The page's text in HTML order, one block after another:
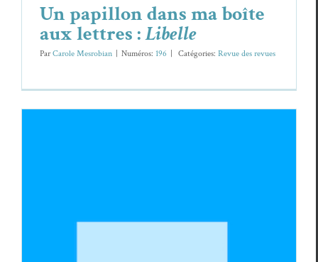
Un papillon dans ma boîte
aux lettres :Libelle
ParCarole Mesrobian Numéros: 196 Caté­gories: Revue des revues